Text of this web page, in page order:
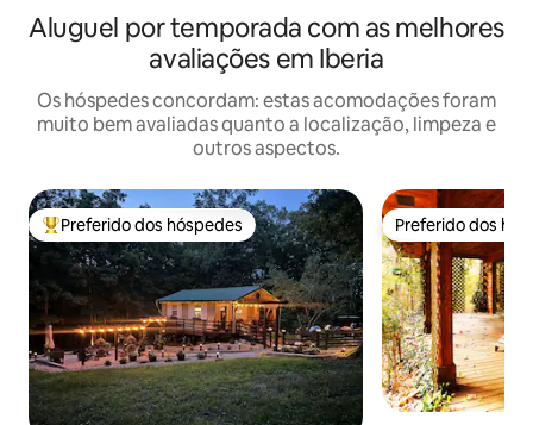
Aluguel por temporada com as melhores
avaliações em Iberia
Os hóspedes concordam: estas acomodações foram
muito bem avaliadas quanto a localização, limpeza e
outros aspectos.
Entre os melhores preferidos dos hóspedes
Preferido dos hóspedes Preferido dos
Preferido dos